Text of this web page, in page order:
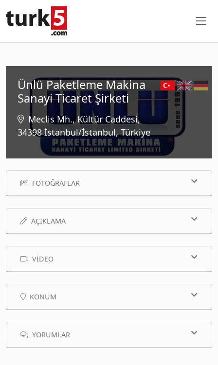
Ünlü Paketleme Makina
Sanayi Ticaret Şirketi
Meclis Mh., Kültür Caddesi,
34398 İstanbul/İstanbul, Türkiye
FOTOĞRAFLAR
AÇIKLAMA
VIDEO
KONUM
YORUMLAR